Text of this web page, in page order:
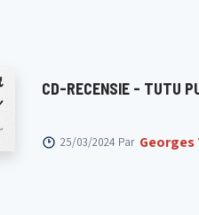
CD-RECENSIE - TUTU
25/03/2024 Par Georges